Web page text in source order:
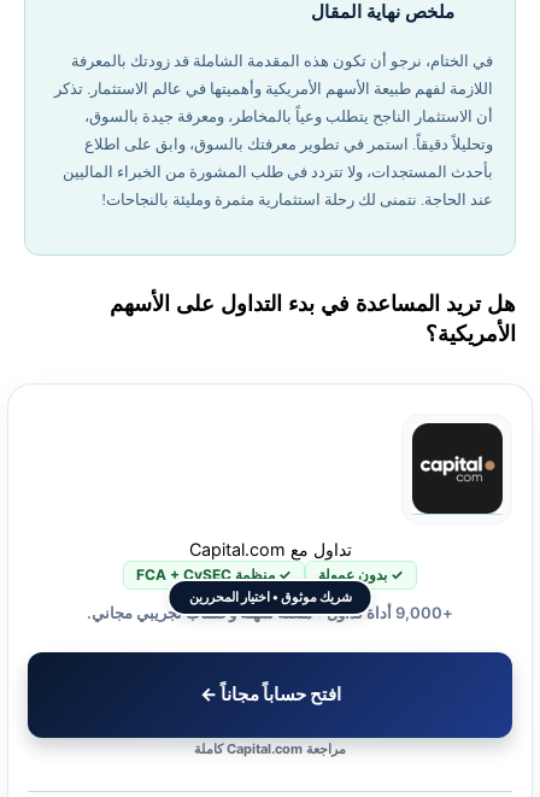
ملخص نهاية المقال
في الختام، نرجو أن تكون هذه المقدمة الشاملة قد زودتك بالمعرفة
اللازمة لفهم طبيعة الأسهم الأمريكية وأهميتها في عالم الاستثمار. تذكر
أن الاستثمار الناجح يتطلب وعياً بالمخاطر، ومعرفة جيدة بالسوق،
وتحليلاً دقيقاً. استمر في تطوير معرفتك بالسوق، وابق على اطلاع
بأحدث المستجدات، ولا تتردد في طلب المشورة من الخبراء الماليين
عند الحاجة. نتمنى لك رحلة استثمارية مثمرة ومليئة بالنجاحات!
هل تريد المساعدة في بدء التداول على الأسهم
الأمريكية؟
شريك موثوق • اختيار المحررين
تداول مع Capital.com
✓ بدون عمولة ✓ منظمة FCA + CySEC
+9,000 أداة تداول • منصة سهلة وحساب تجريبي مجاني.
افتح حساباً مجاناً ←
مراجعة Capital.com كاملة